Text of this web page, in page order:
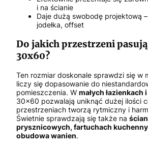
i na ścianie
Daje dużą swobodę projektową
jodełka, offset
Do jakich przestrzeni
30x60?
Ten rozmiar doskonale sprawdzi się w
liczy się dopasowanie do
pomieszczenia. W małych łazienkach
30x60 pozwalają uniknąć dużej ilości
przestrzeniach tworzą rytmiczny i
Świetnie sprawdzają się także na
prysznicowych, fartuchach
obudowa wanien.